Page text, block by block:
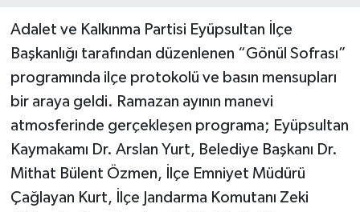
Adalet ve Kalkınma Partisi Eyüpsultan İlçe
Başkanlığı tarafından düzenlenen “Gönül Sofrası”
programında ilçe protokolü ve basın mensupları
bir araya geldi. Ramazan ayının manevi
atmosferinde gerçekleşen programa; Eyüpsultan
Kaymakamı Dr. Arslan Yurt, Belediye Başkanı Dr.
Mithat Bülent Özmen, İlçe Emniyet Müdürü
Çağlayan Kurt, İlçe Jandarma Komutanı Zeki
TEKNOLOJİ
TİCARET
YAŞAM